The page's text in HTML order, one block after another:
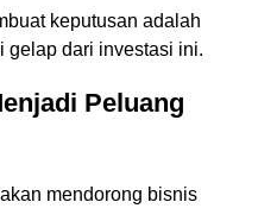
keputusan adalah
gelap dari investasi ini.
Peluang
mendorong bisnis